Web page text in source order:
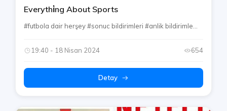
Everythi̇ng About Sports
#futbola dair herşey #sonuc bildirimleri #anlik bildirimle...
19:40 - 18 Nisan 2024 654
Detay